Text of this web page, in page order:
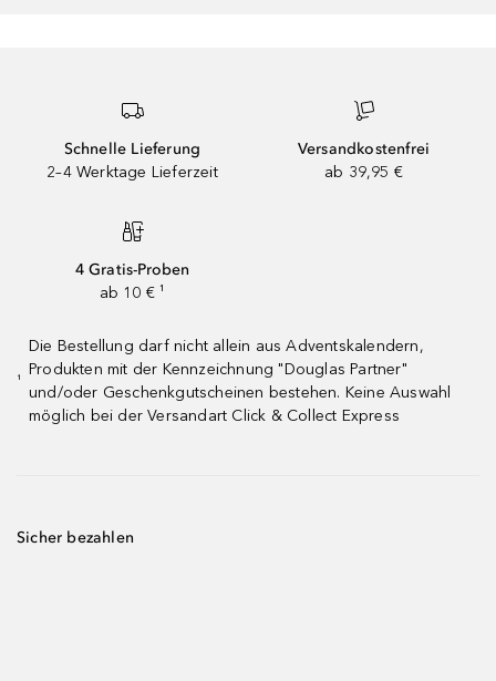
Schnelle Lieferung
2–4 Werktage Lieferzeit
Versandkostenfrei
ab 39,95 €
4 Gratis-Proben
ab 10 € ¹
¹
Die Bestellung darf nicht allein aus Adventskalendern,
Produkten mit der Kennzeichnung "Douglas Partner"
und/oder Geschenkgutscheinen bestehen. Keine Auswahl
möglich bei der Versandart Click & Collect Express
Sicher bezahlen